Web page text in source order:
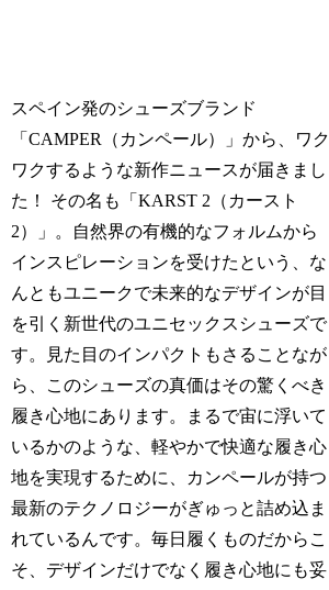
スペイン発のシューズブランド
「CAMPER（カンペール）」から、ワク
ワクするような新作ニュースが届きまし
た！ その名も「KARST 2（カースト
2）」。自然界の有機的なフォルムから
インスピレーションを受けたという、な
んともユニークで未来的なデザインが目
を引く新世代のユニセックスシューズで
す。見た目のインパクトもさることなが
ら、このシューズの真価はその驚くべき
履き心地にあります。まるで宙に浮いて
いるかのような、軽やかで快適な履き心
地を実現するために、カンペールが持つ
最新のテクノロジーがぎゅっと詰め込ま
れているんです。毎日履くものだからこ
そ、デザインだけでなく履き心地にも妥